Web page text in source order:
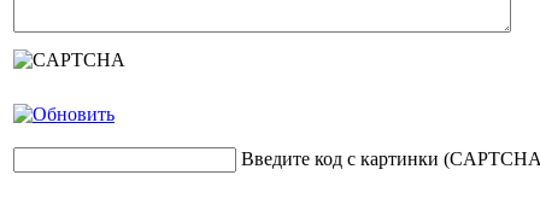
Введите код с картинки